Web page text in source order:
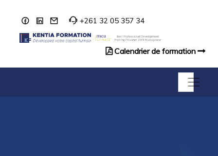
+261 32 05 357 34
Calendrier de formation